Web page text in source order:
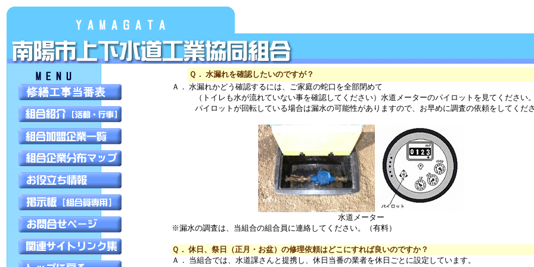
Ｑ． 水漏れを確認したいのですが？
Ａ． 水漏れかどう確認するには、ご家庭の蛇口を全部閉めて
（トイレも水が流れていない事を確認してください）水道メーターのパイロットを見てください。
パイロットが回転している場合は漏水の可能性がありますので、お早めに調査の依頼をしてくださ
水道メーター
※漏水の調査は、当組合の組合員に連絡してください。（有料）
Ｑ． 休日、祭日（正月・お盆）の修理依頼はどこにすれば良いのですか？
Ａ． 当組合では、水道課さんと提携し、休日当番の業者を休日ごとに設定しています。